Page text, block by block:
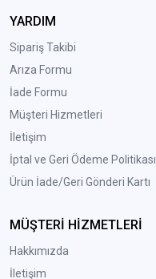
YARDIM
Sipariş Takibi
Arıza Formu
İade Formu
Müşteri Hizmetleri
İletişim
İptal ve Geri Ödeme Politikası
Ürün İade/Geri Gönderi Kartı
MÜŞTERİ HİZMETLERİ
Hakkımızda
İletişim